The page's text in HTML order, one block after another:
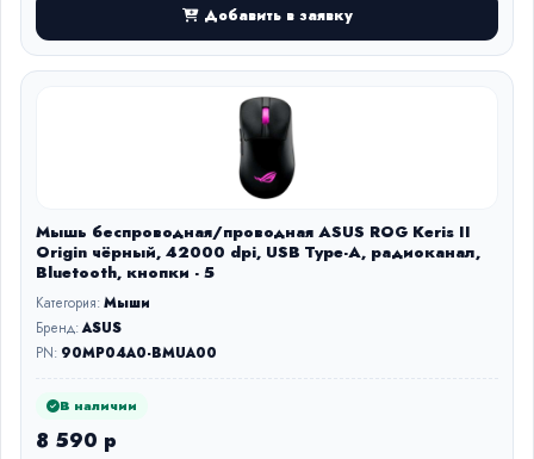
Добавить в заявку
Мышь беспроводная/проводная ASUS ROG Keris II
Origin чёрный, 42000 dpi, USB Type-A, радиоканал,
Bluetooth, кнопки - 5
Категория:Мыши
Бренд:ASUS
PN: 90MP04A0-BMUA00
В наличии
8 590 р